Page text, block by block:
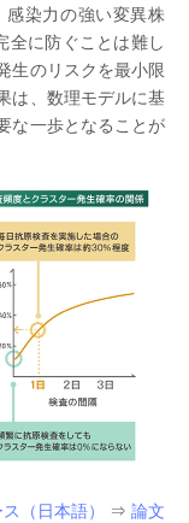
染力の強い変異株
全に防ぐことは難し
生のリスクを最小限
は、数理モデルに基
な一歩となることが
（日本語） ⇒ 論文